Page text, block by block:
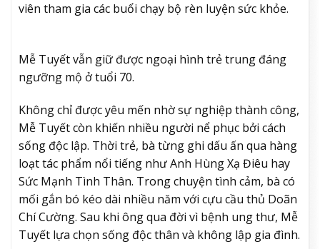
viên tham gia các buổi chạy bộ rèn luyện sức khỏe.
Mễ Tuyết vẫn giữ được ngoại hình trẻ trung đáng
ngưỡng mộ ở tuổi 70.
Không chỉ được yêu mến nhờ sự nghiệp thành công,
Mễ Tuyết còn khiến nhiều người nể phục bởi cách
sống độc lập. Thời trẻ, bà từng ghi dấu ấn qua hàng
loạt tác phẩm nổi tiếng như Anh Hùng Xạ Điêu hay
Sức Mạnh Tình Thân. Trong chuyện tình cảm, bà có
mối gắn bó kéo dài nhiều năm với cựu cầu thủ Doãn
Chí Cường. Sau khi ông qua đời vì bệnh ung thư, Mễ
Tuyết lựa chọn sống độc thân và không lập gia đình.